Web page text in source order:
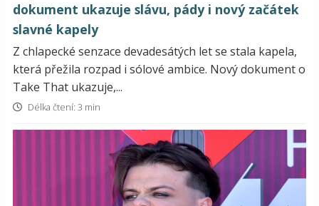
dokument ukazuje slávu, pády i nový začátek
slavné kapely
Z chlapecké senzace devadesátých let se stala kapela,
která přežila rozpad i sólové ambice. Nový dokument o
Take That ukazuje,...
Délka čtení: 3 min